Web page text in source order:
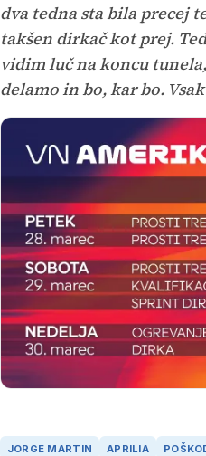
dva tedna sta bila precej
takšen dirkač kot prej.
vidim luč na koncu
delamo in bo, kar bo.
JORGE MARTIN APRILIA